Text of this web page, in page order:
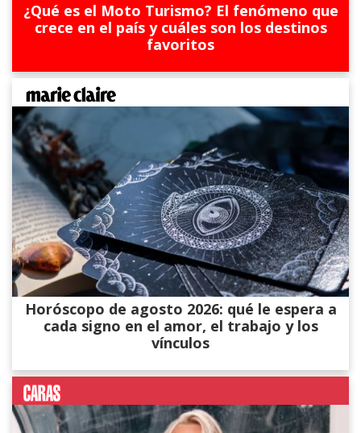
¿Qué es el Moto Turismo? El fenómeno que
crece en el país y cuáles son los destinos
favoritos
Horóscopo de agosto 2026: qué le espera a
cada signo en el amor, el trabajo y los
vínculos